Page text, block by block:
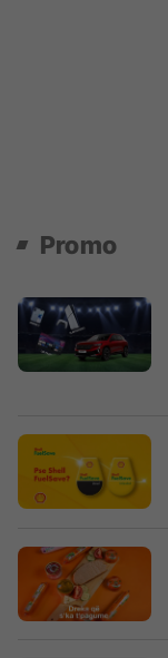
Promo